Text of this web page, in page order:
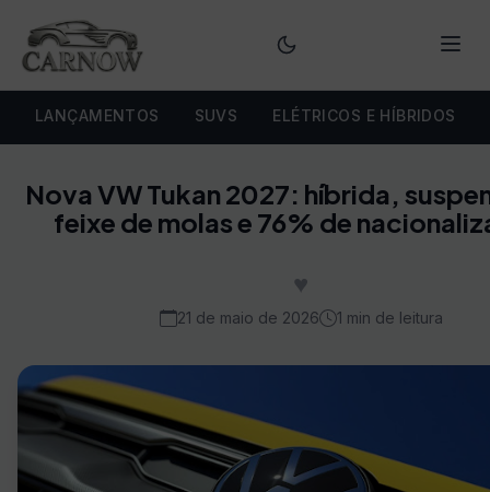
LANÇAMENTOS SUVS ELÉTRICOS E HÍBRIDOS
Nova VW Tukan 2027: híbrida,
feixe de molas e 76% de
♥
21 de maio de 2026 1 min de leitura